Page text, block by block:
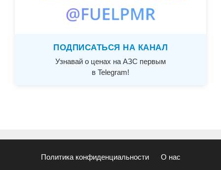
ПОДПИСАТЬСЯ НА КАНАЛ
Узнавай о ценах на АЗС первым
в Telegram!
Политика конфиденциальности О нас